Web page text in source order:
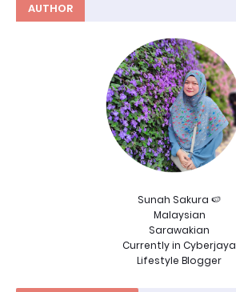
AUTHOR
Sunah Sakura 🍉
Malaysian
Sarawakian
Currently in Cyberjaya
Lifestyle Blogger